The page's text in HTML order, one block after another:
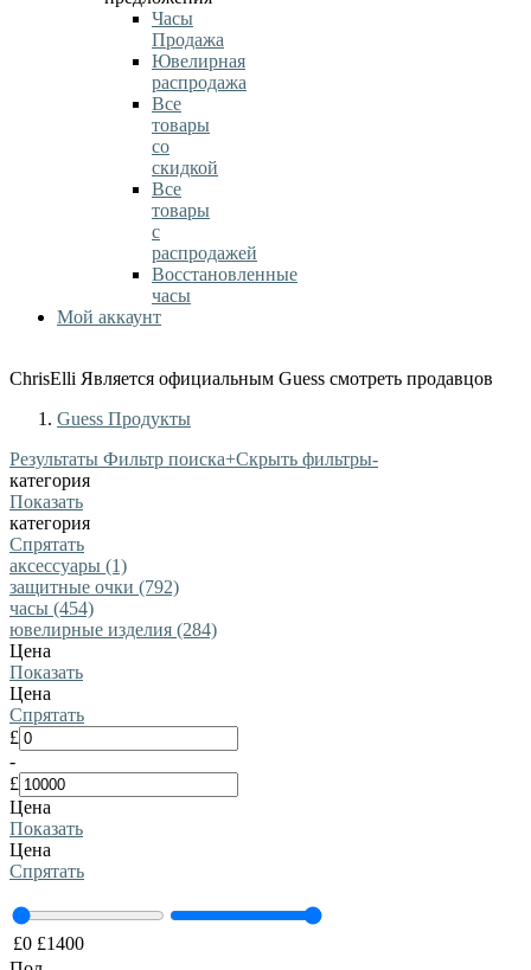
Часы
Продажа
Ювелирная
распродажа
Все
товары
со
скидкой
Все
товары
с
распродажей
Восстановленные
часы
Мой аккаунт
ChrisElli Является официальным Guess смотреть продавцов
Guess Продукты
Результаты Фильтр поиска+Скрыть фильтры-
категория
Показать
категория
Спрятать
аксессуары (1)
защитные очки (792)
часы (454)
ювелирные изделия (284)
Цена
Показать
Цена
Спрятать
£
-
£
Цена
Показать
Цена
Спрятать
£0 £1400